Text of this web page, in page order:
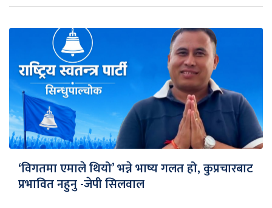
‘विगतमा एमाले थियो’ भन्ने भाष्य गलत हो, कुप्रचारबाट
प्रभावित नहुनु -जेपी सिलवाल